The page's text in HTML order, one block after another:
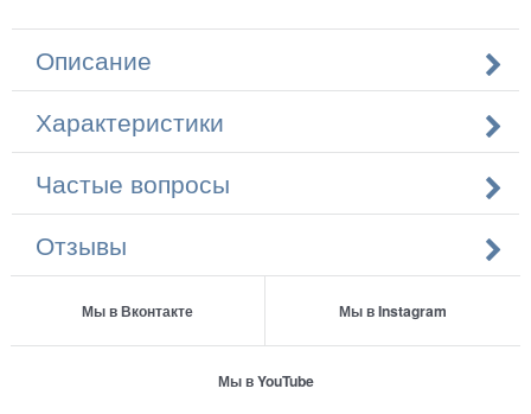
Описание
Характеристики
Частые вопросы
Отзывы
Мы в Вконтакте Мы в Instagram
Мы в YouTube